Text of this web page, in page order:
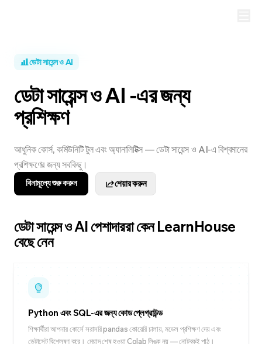
ডেটা সায়েন্স ও AI
ডেটা সায়েন্স ও AI -এর জন্য
প্রশিক্ষণ
আধুনিক কোর্স, কমিউনিটি টুল এবং অ্যানালিটিক্স — ডেটা সায়েন্স ও AI-এ বিশ্বমানের
প্রশিক্ষণের জন্য সবকিছু।
বিনামূল্যে শুরু করুন শেয়ার করুন
ডেটা সায়েন্স ও AI পেশাদাররা কেন LearnHouse
বেছে নেন
Python এবং SQL-এর জন্য কোড প্লেগ্রাউন্ড
শিক্ষার্থীরা আপনার কোর্সে সরাসরি pandas কোয়েরি চালায়, মডেল প্রশিক্ষণ দেয় এবং
ডেটাসেট বিশ্লেষণ করে। মেয়াদ শেষ হওয়া Colab লিঙ্ক নয় — নোটবুকই পাঠ।